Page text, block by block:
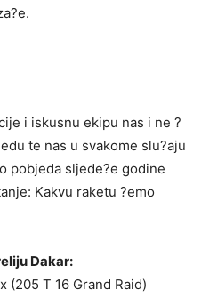
i iskusnu ekipu nas i ne ?
te nas u svakome slu?aju
pobjeda sljede?e godine
Kakvu raketu ?emo
Dakar:
(205 T 16 Grand Raid)